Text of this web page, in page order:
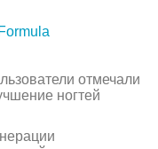
отмечали
ногтей